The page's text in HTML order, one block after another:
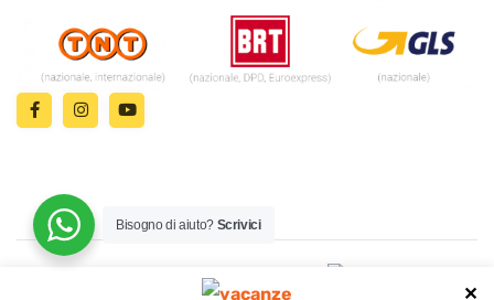
✕
© 2024 | MADE WITH ♥️ BY
Bisogno di aiuto? Scrivici